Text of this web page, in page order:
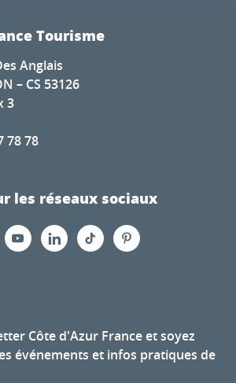
Tourisme
Anglais
– CS 53126
3
78 78
les réseaux sociaux
Côte d'Azur France et soyez
événements et infos pratiques de